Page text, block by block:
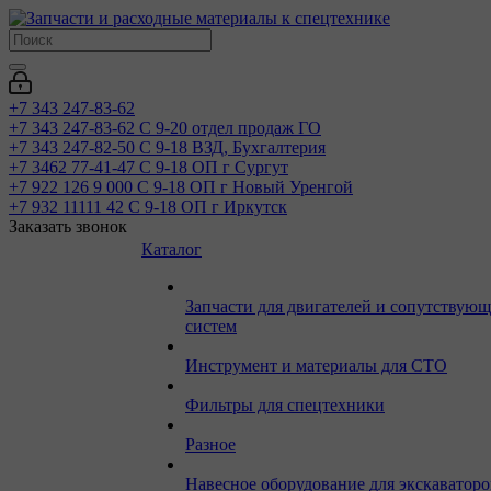
+7 343 247-83-62
+7 343 247-83-62 С 9-20 отдел продаж ГО
+7 343 247-82-50 С 9-18 ВЗД, Бухгалтерия
+7 3462 77-41-47 С 9-18 ОП г Сургут
+7 922 126 9 000 С 9-18 ОП г Новый Уренгой
+7 932 11111 42 С 9-18 ОП г Иркутск
Заказать звонок
Каталог
Запчасти для двигателей и
систем
Инструмент и материалы для СТО
Фильтры для спецтехники
Разное
Навесное оборудование для